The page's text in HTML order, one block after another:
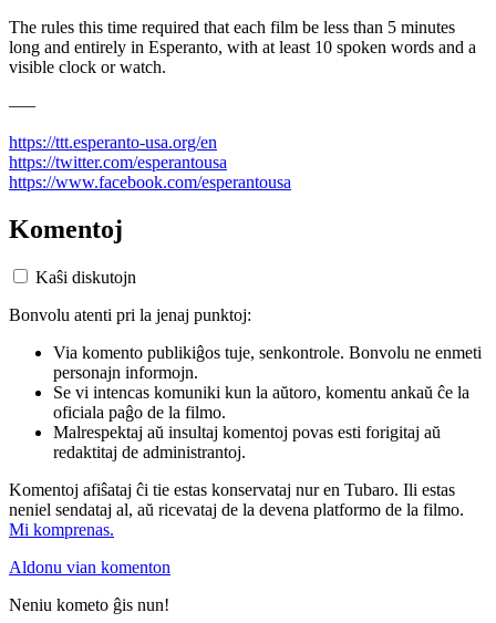
The rules this time required that each film be less than 5 minutes
long and entirely in Esperanto, with at least 10 spoken words and a
visible clock or watch.
–––
https://ttt.esperanto-usa.org/en
https://twitter.com/esperantousa
https://www.facebook.com/esperantousa
Komentoj
Kaŝi diskutojn
Bonvolu atenti pri la jenaj punktoj:
Via komento publikiĝos tuje, senkontrole. Bonvolu ne enmeti
personajn informojn.
Se vi intencas komuniki kun la aŭtoro, komentu ankaŭ ĉe la
oficiala paĝo de la filmo.
Malrespektaj aŭ insultaj komentoj povas esti forigitaj aŭ
redaktitaj de administrantoj.
Komentoj afiŝataj ĉi tie estas konservataj nur en Tubaro. Ili estas
neniel sendataj al, aŭ ricevataj de la devena platformo de la filmo.
Mi komprenas.
Aldonu vian komenton
Neniu kometo ĝis nun!